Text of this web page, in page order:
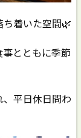
着いた空間🌿
とともに季節
平日休日問わ